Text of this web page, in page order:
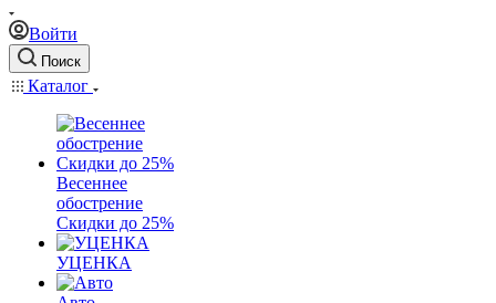
Войти
Поиск
Каталог
Весеннее
обострение
Скидки до 25%
УЦЕНКА